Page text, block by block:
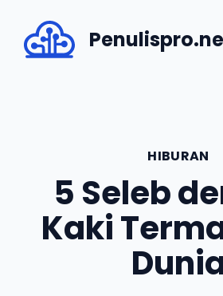
content
HIBURAN
5 Seleb
Kaki